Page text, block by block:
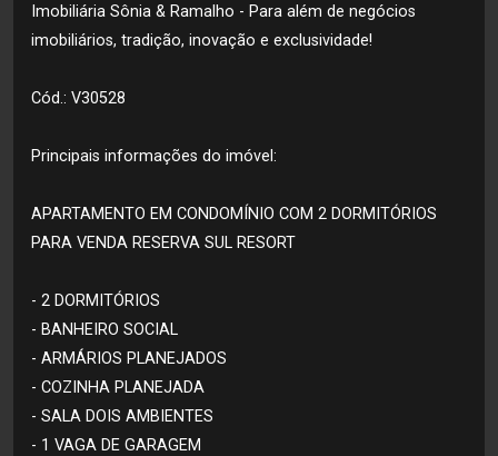
Imobiliária Sônia & Ramalho - Para além de negócios
imobiliários, tradição, inovação e exclusividade!
Cód.: V30528
Principais informações do imóvel:
APARTAMENTO EM CONDOMÍNIO COM 2 DORMITÓRIOS
PARA VENDA RESERVA SUL RESORT
- 2 DORMITÓRIOS
- BANHEIRO SOCIAL
- ARMÁRIOS PLANEJADOS
- COZINHA PLANEJADA
- SALA DOIS AMBIENTES
- 1 VAGA DE GARAGEM